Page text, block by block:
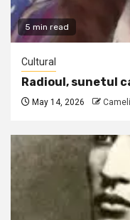
5 min read
Cultural
Radioul, sunetul
May 14, 2026